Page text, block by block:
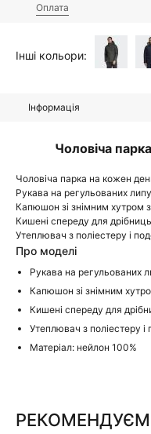
Оплата
Інші кольори:
Інформація
Чоловіча
Чоловіча парка на кожен
Рукава на регульованих
Капюшон зі знімним хутром
Кишені спереду для дрібниць
Утеплювач з поліестеру і
Про моделі
Рукава на регульованих
Капюшон зі знімним
Кишені спереду для
Утеплювач з поліестеру
Матеріал: нейлон 100%